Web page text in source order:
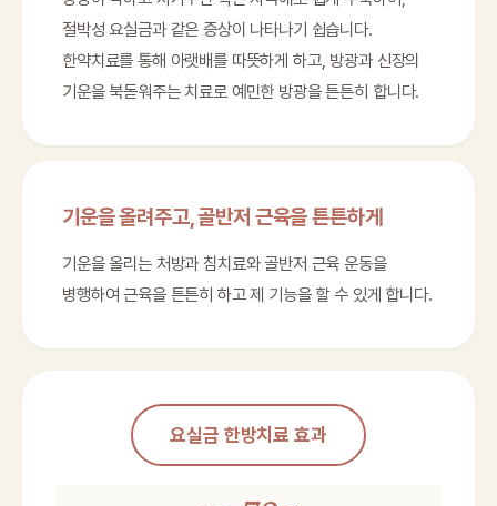
절박성 요실금과 같은 증상이 나타나기 쉽습니다.
한약치료를 통해 아랫배를 따뜻하게 하고, 방광과 신장의
기운을 북돋워주는 치료로 예민한 방광을 튼튼히 합니다.
기운을 올려주고, 골반저 근육을 튼튼하게
기운을 올리는 처방과 침치료와 골반저 근육 운동을
병행하여 근육을 튼튼히 하고 제 기능을 할 수 있게 합니다.
요실금 한방치료 효과